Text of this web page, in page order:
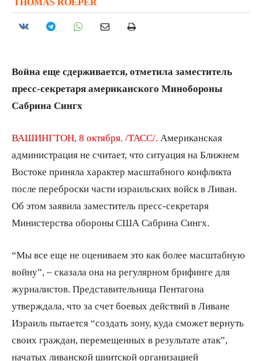
Война еще сдерживается, отметила заместитель
пресс-секретаря американского Минобороны
Сабрина Сингх
ВАШИНГТОН, 8 октября. /ТАСС/. Американская
администрация не считает, что ситуация на Ближнем
Востоке приняла характер масштабного конфликта
после переброски части израильских войск в Ливан.
Об этом заявила заместитель пресс-секретаря
Министерства обороны США Сабрина Сингх.
“Мы все еще не оцениваем это как более масштабную
войну”, – сказала она на регулярном брифинге для
журналистов. Представительница Пентагона
утверждала, что за счет боевых действий в Ливане
Израиль пытается “создать зону, куда сможет вернуть
своих граждан, перемещенных в результате атак”,
начатых ливанской шиитской организацией